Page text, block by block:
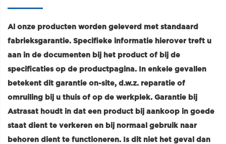
Al onze producten worden geleverd met standaard
fabrieksgarantie. Specifieke informatie hierover treft u
aan in de documenten bij het product of bij de
specificaties op de productpagina. In enkele gevallen
betekent dit garantie on-site, d.w.z. reparatie of
omruiling bij u thuis of op de werkplek. Garantie bij
Astrasat houdt in dat een product bij aankoop in goede
staat dient te verkeren en bij normaal gebruik naar
behoren dient te functioneren. Is dit niet het geval dan